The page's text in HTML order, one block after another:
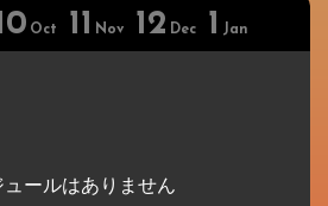
Oct 11 Nov 12 Dec 1 Jan
ュールはありません